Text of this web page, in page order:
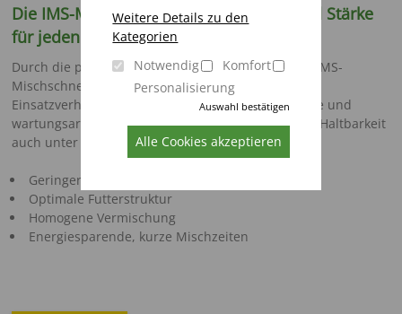
Weitere Details zu den
Kategorien
Notwendig
Komfort
Personalisierung
Auswahl bestätigen
Alle Cookies akzeptieren
Die IMS-Mischschnecke – Variabilität und Stärke
für jeden Zweck
Durch die patentierte Messerverstellung kann die IMS-
Mischschnecke jeweils optimal auf Ihre speziellen
Einsatzverhältnisse eingestellt werden. Das robuste und
wartungsarme Winkelgetriebe sorgt für eine lange Haltbarkeit
auch unter anspruchsvollen Bedingungen.
Geringerer Leistungsbedarf
Optimale Futterstruktur
Homogene Vermischung
Energiesparende, kurze Mischzeiten